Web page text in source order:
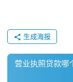
生成海报
营业执照贷款哪